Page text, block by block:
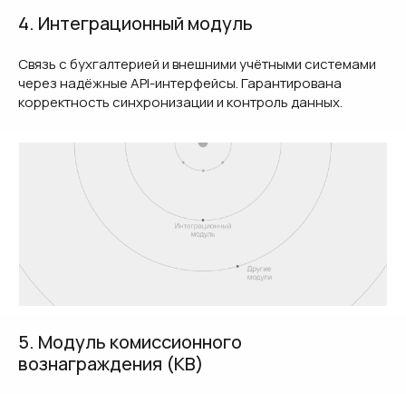
4. Интеграционный модуль
Связь с бухгалтерией и внешними учётными системами
через надёжные API-интерфейсы. Гарантирована
корректность синхронизации и контроль данных.
5. Модуль комиссионного
вознаграждения (КВ)